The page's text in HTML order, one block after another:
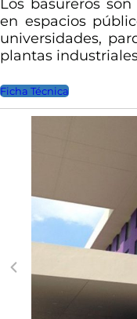
Los basureros
en espacios
universidades,
plantas
Ficha Técnica